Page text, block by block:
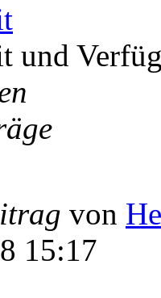
und
von
15:17